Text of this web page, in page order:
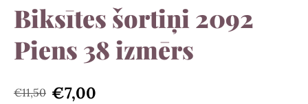
Biksītes šortiņi 2092
Piens 38 izmērs
€11,50 €7,00